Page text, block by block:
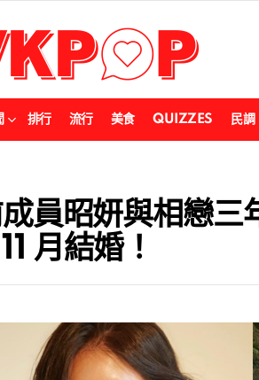
排行 流行 美食 QUIZZES 民調
員昭妍與相戀三
月結婚！